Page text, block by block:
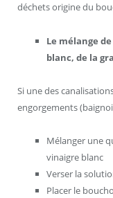
déchets origine du
Le mélange
blanc, de la
Si une des
engorgements
Mélanger une
vinaigre blanc
Verser la
Placer le